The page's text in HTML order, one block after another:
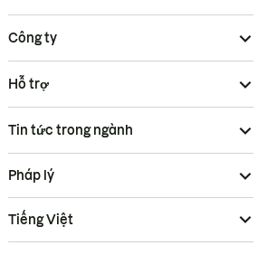
Công ty
Hỗ trợ
Tin tức trong ngành
Pháp lý
Tiếng Việt